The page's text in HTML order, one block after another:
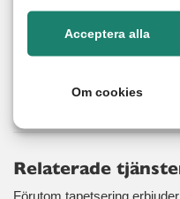
Nöjd kund-garanti
Vi erbjuder 100% nöjd kund
Relaterade
Förutom tapetsering
Acceptera alla
Om cookies